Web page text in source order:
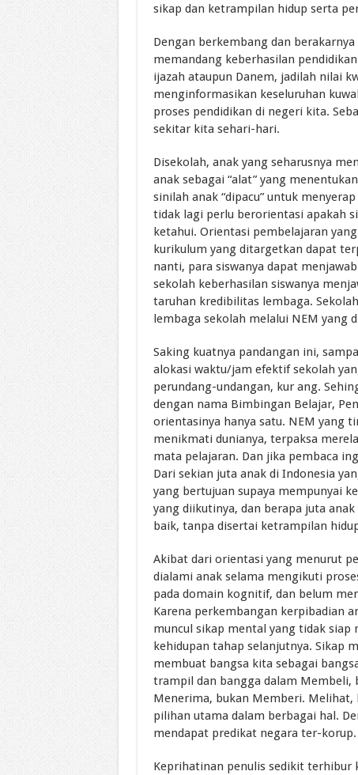
sikap dan ketrampilan hidup serta
Dengan berkembang dan
memandang keberhasilan
ijazah ataupun Danem, jadilah nilai
menginformasikan keseluruhan
proses pendidikan di negeri kita.
sekitar kita sehari-hari.
Disekolah, anak yang seharusnya
anak sebagai “alat” yang
sinilah anak “dipacu” untuk
tidak lagi perlu berorientasi apakah
ketahui. Orientasi pembelajaran
kurikulum yang ditargetkan dapat
nanti, para siswanya dapat
sekolah keberhasilan siswanya
taruhan kredibilitas lembaga.
lembaga sekolah melalui NEM yang
Saking kuatnya pandangan ini,
alokasi waktu/jam efektif sekolah
perundang-undangan, kur ang.
dengan nama Bimbingan Belajar,
orientasinya hanya satu. NEM yang
menikmati dunianya, terpaksa
mata pelajaran. Dan jika pembaca
Dari sekian juta anak di Indonesia
yang bertujuan supaya mempunyai
yang diikutinya, dan berapa juta
baik, tanpa disertai ketrampilan
Akibat dari orientasi yang menurut
dialami anak selama mengikuti
pada domain kognitif, dan belum
Karena perkembangan kerpibadian
muncul sikap mental yang tidak
kehidupan tahap selanjutnya. Sikap
membuat bangsa kita sebagai
trampil dan bangga dalam Membeli,
Menerima, bukan Memberi. Melihat,
pilihan utama dalam berbagai hal.
mendapat predikat negara ter-korup.
Keprihatinan penulis sedikit terhibur